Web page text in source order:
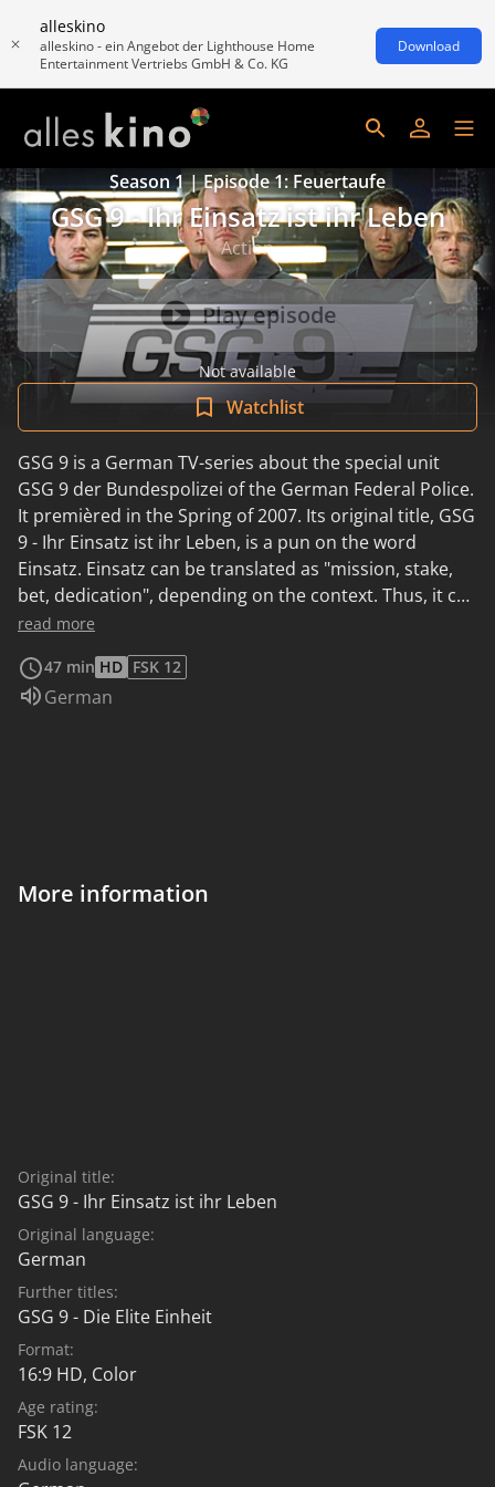
alleskino
alleskino - ein Angebot der Lighthouse Home
Entertainment Vertriebs GmbH & Co. KG
Download
Season 1 | Episode 1: Feuertaufe
GSG 9 - Ihr Einsatz ist ihr Leben
Action
Play episode
Not available
Watchlist
GSG 9 is a German TV-series about the special unit
GSG 9 der Bundespolizei of the German Federal Police.
It premièred in the Spring of 2007. Its original title, GSG
9 - Ihr Einsatz ist ihr Leben, is a pun on the word
Einsatz. Einsatz can be translated as "mission, stake,
bet, dedication", depending on the context. Thus, it can
be translated as, GSG 9 - Their Mission Is Their Life or
Sondereinsatztrupp nimmt einen mutmaßlichen
Islamisten fest. Andy wird bei dem Einsatz schwer
read more
47 min HD FSK 12
Audio language:
German
More information
Original title:
GSG 9 - Ihr Einsatz ist ihr Leben
Original language:
German
Further titles:
GSG 9 - Die Elite Einheit
Format:
16:9 HD, Color
Age rating:
FSK 12
Audio language: